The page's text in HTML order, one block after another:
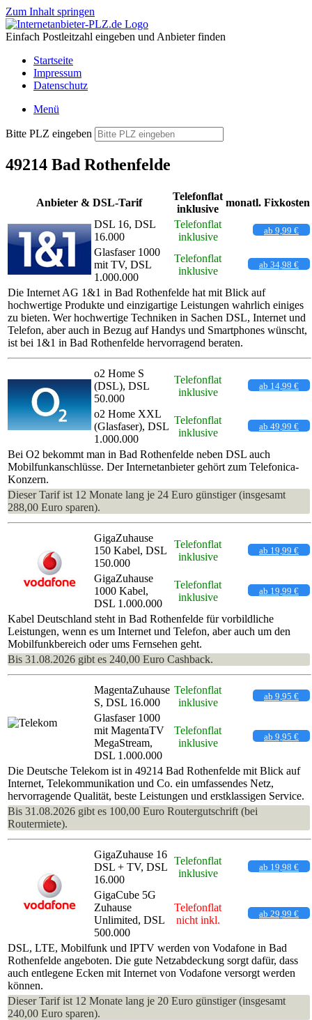
Zum Inhalt springen
Einfach Postleitzahl eingeben und Anbieter finden
Startseite
Impressum
Datenschutz
Menü
Bitte PLZ eingeben
49214 Bad Rothenfelde
Anbieter & DSL-Tarif
Telefonflat
inklusive
monatl. Fixkosten
DSL 16, DSL
16.000
Telefonflat
inklusive
ab 9,99 €
Glasfaser 1000
mit TV, DSL
1.000.000
Telefonflat
inklusive
ab 34,98 €
Die Internet AG 1&1 in Bad Rothenfelde hat mit Blick auf
hochwertige Produkte und einzigartige Leistungen wahrlich einiges
zu bieten. Wer hochwertige Techniken in Sachen DSL, Internet und
Telefon, aber auch in Bezug auf Handys und Smartphones wünscht,
ist bei 1&1 in Bad Rothenfelde hervorragend beraten.
o2 Home S
(DSL), DSL
50.000
Telefonflat
inklusive
ab 14,99 €
o2 Home XXL
(Glasfaser), DSL
1.000.000
Telefonflat
inklusive
ab 49,99 €
Bei O2 bekommt man in Bad Rothenfelde neben DSL auch
Mobilfunkanschlüsse. Der Internetanbieter gehört zum Telefonica-
Konzern.
Dieser Tarif ist 12 Monate lang je 24 Euro günstiger (insgesamt
288,00 Euro sparen).
GigaZuhause
150 Kabel, DSL
150.000
Telefonflat
inklusive
ab 19,99 €
GigaZuhause
1000 Kabel,
DSL 1.000.000
Telefonflat
inklusive
ab 19,99 €
Kabel Deutschland steht in Bad Rothenfelde für vorbildliche
Leistungen, wenn es um Internet und Telefon, aber auch um den
Mobilfunkbereich oder ums Fernsehen geht.
Bis 31.08.2026 gibt es 240,00 Euro Cashback.
MagentaZuhause
S, DSL 16.000
Telefonflat
inklusive
ab 9,95 €
Glasfaser 1000
mit MagentaTV
MegaStream,
DSL 1.000.000
Telefonflat
inklusive
ab 9,95 €
Die Deutsche Telekom ist in 49214 Bad Rothenfelde mit Blick auf
Internet, Telekommunikation und Co. ein umfassendes Netz,
hervorragende Qualität, beste Leistungen und erstklassigen Service.
Bis 31.08.2026 gibt es 100,00 Euro Routergutschrift (bei
Routermiete).
GigaZuhause 16
DSL + TV, DSL
16.000
Telefonflat
inklusive
ab 19,98 €
GigaCube 5G
Zuhause
Unlimited, DSL
500.000
Telefonflat
nicht inkl.
ab 29,99 €
DSL, LTE, Mobilfunk und IPTV werden von Vodafone in Bad
Rothenfelde angeboten. Die gute Netzabdeckung sorgt dafür, dass
auch entlegene Ecken mit Internet von Vodafone versorgt werden
können.
Dieser Tarif ist 12 Monate lang je 20 Euro günstiger (insgesamt
240,00 Euro sparen).